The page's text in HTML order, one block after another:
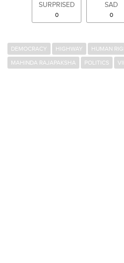
SURPRISED
0
SAD
0
DEMOCRACY HIGHWAY HUMAN
MAHINDA RAJAPAKSHA
POLITICS